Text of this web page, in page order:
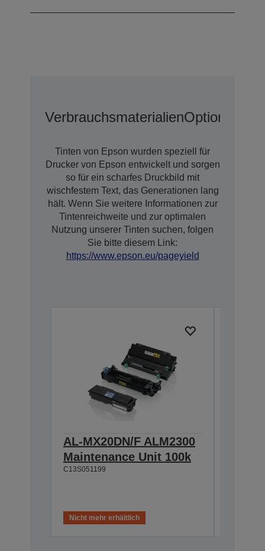
VerbrauchsmaterialienOptionen
Tinten von Epson wurden speziell für
Drucker von Epson entwickelt und sorgen
so für ein scharfes Druckbild mit
wischfestem Text, das Generationen lang
hält. Wenn Sie weitere Informationen zur
Tintenreichweite und zur optimalen
Nutzung unserer Tinten suchen, folgen
Sie bitte diesem Link:
https://www.epson.eu/pageyield
AL-MX20DN/F ALM2300
Maintenance Unit 100k
C13S051199
Nicht mehr erhältlich